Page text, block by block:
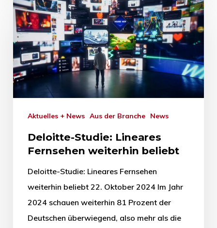
Aktuelles + News Aus der Branche News
Deloitte-Studie: Lineares
Fernsehen weiterhin beliebt
Deloitte-Studie: Lineares Fernsehen
weiterhin beliebt 22. Oktober 2024 Im Jahr
2024 schauen weiterhin 81 Prozent der
Deutschen überwiegend, also mehr als die